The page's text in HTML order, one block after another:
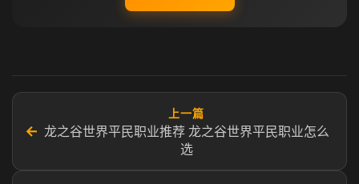
←
上一篇
龙之谷世界平民职业推荐 龙之谷世界平民职业怎么
选